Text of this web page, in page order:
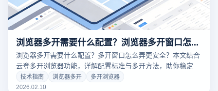
浏览器多开需要什么配置？浏览器多开窗口怎么弄？
浏览器多开需要什么配置？多开窗口怎么弄更安全？本文结合
云登多开浏览器功能，详解配置标准与多开方法，助你稳定管
理多账号。
技术指南 浏览器多开
多开浏览器
2026.02.10